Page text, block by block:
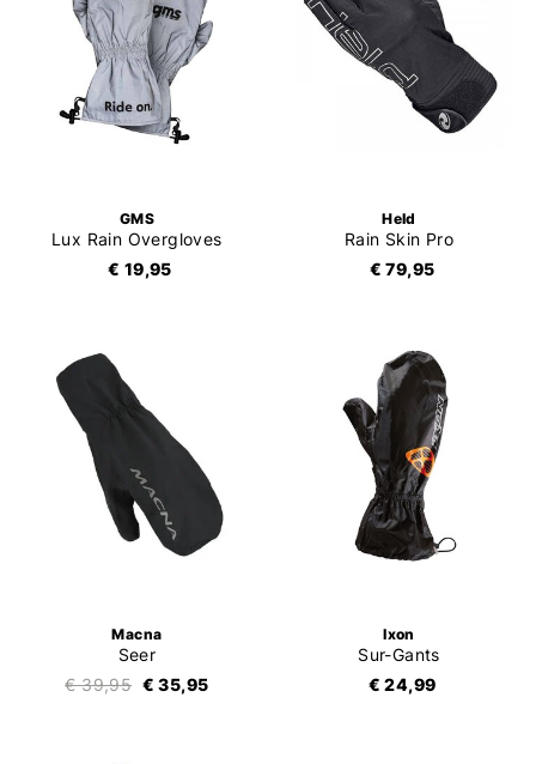
GMS
Lux Rain Overgloves
€ 19,95
Held
Rain Skin Pro
€ 79,95
Macna
Seer
€ 39,95 € 35,95
Ixon
Sur-Gants
€ 24,99